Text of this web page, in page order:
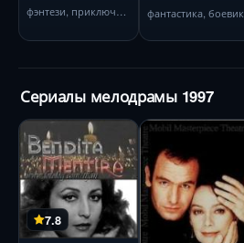
фантастика, боевик
Сериалы мелодрамы 1997
7.8